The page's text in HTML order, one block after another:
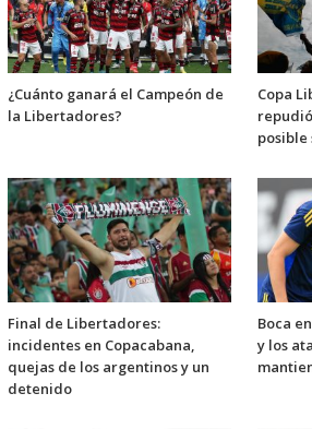
¿Cuánto ganará el Campeón de
la Libertadores?
Copa
posible
Final de Libertadores:
incidentes en Copacabana,
quejas de los argentinos y un
detenido
Boca
y los